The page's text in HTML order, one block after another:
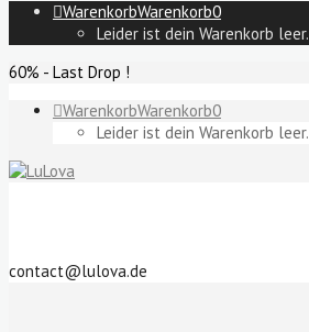
WarenkorbWarenkorb0
Leider ist dein Warenkorb leer.
60% - Last Drop !
WarenkorbWarenkorb0
Leider ist dein Warenkorb leer.
contact@lulova.de